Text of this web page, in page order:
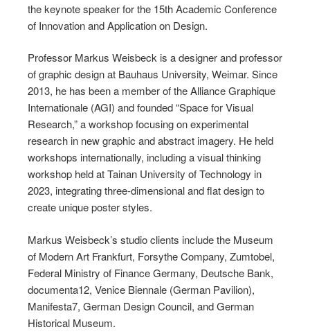
the keynote speaker for the 15th Academic Conference
of Innovation and Application on Design.
Professor Markus Weisbeck is a designer and professor
of graphic design at Bauhaus University, Weimar. Since
2013, he has been a member of the Alliance Graphique
Internationale (AGI) and founded “Space for Visual
Research,” a workshop focusing on experimental
research in new graphic and abstract imagery. He held
workshops internationally, including a visual thinking
workshop held at Tainan University of Technology in
2023, integrating three-dimensional and flat design to
create unique poster styles.
Markus Weisbeck’s studio clients include the Museum
of Modern Art Frankfurt, Forsythe Company, Zumtobel,
Federal Ministry of Finance Germany, Deutsche Bank,
documenta12, Venice Biennale (German Pavilion),
Manifesta7, German Design Council, and German
Historical Museum.